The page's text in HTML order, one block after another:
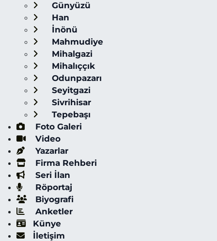
Günyüzü
Han
İnönü
Mahmudiye
Mihalgazi
Mihalıççık
Odunpazarı
Seyitgazi
Sivrihisar
Tepebaşı
Foto Galeri
Video
Yazarlar
Firma Rehberi
Seri İlan
Röportaj
Biyografi
Anketler
Künye
İletişim